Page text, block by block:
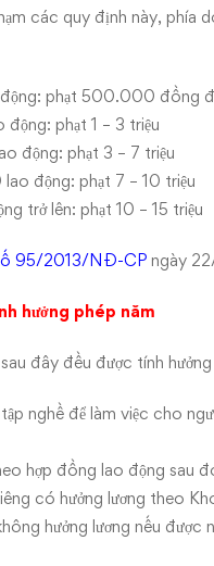
các quy định này, phía
động: phạt 500.000
động: phạt 1 – 3 triệu
động: phạt 3 – 7 triệu
động: phạt 7 – 10 triệu
trở lên: phạt 10 – 15 triệu
95/2013/NĐ-CP ngày
hưởng phép năm
đây đều được tính
nghề để làm việc cho
hợp đồng lao động sau
có hưởng lương theo
hưởng lương nếu